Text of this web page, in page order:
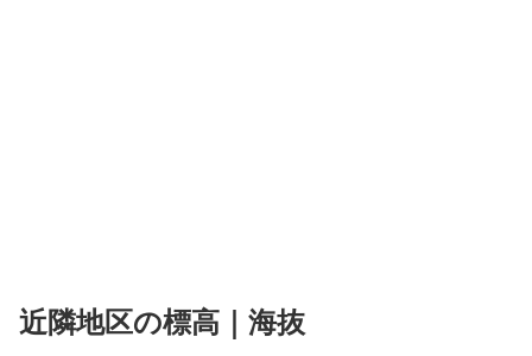
近隣地区の標高｜海抜